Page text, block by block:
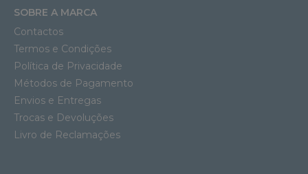
SOBRE A MARCA
Contactos
Termos e Condições
Política de Privacidade
Métodos de Pagamento
Envios e Entregas
Trocas e Devoluções
Livro de Reclamações